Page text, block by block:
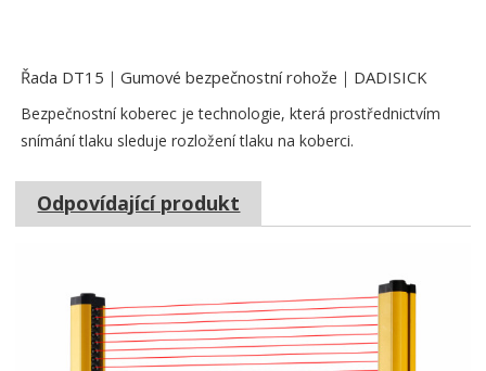
Řada DT15｜Gumové bezpečnostní rohože｜DADISICK
Bezpečnostní koberec je technologie, která prostřednictvím
snímání tlaku sleduje rozložení tlaku na koberci.
Odpovídající produkt